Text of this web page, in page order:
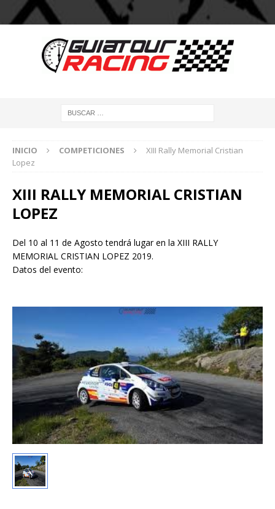
INICIO COMPETICIONES
XIII Rally Memorial Cristian
Lopez
XIII RALLY MEMORIAL CRISTIAN
LOPEZ
Del 10 al 11 de Agosto tendrá lugar en la XIII RALLY
MEMORIAL CRISTIAN LOPEZ 2019.
Datos del evento: